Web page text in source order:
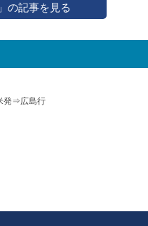
の記事を見る
発⇒広島行